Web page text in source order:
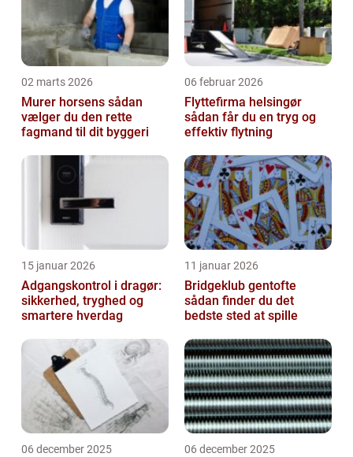
02 marts 2026
Murer horsens sådan
vælger du den rette
fagmand til dit byggeri
06 februar 2026
Flyttefirma helsingør
sådan får du en tryg og
effektiv flytning
15 januar 2026
Adgangskontrol i dragør:
sikkerhed, tryghed og
smartere hverdag
11 januar 2026
Bridgeklub gentofte
sådan finder du det
bedste sted at spille
06 december 2025 06 december 2025